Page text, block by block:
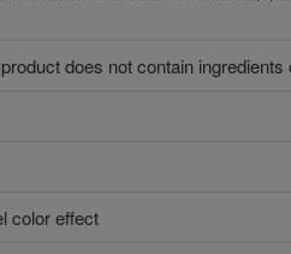
does not contain ingredients
color effect